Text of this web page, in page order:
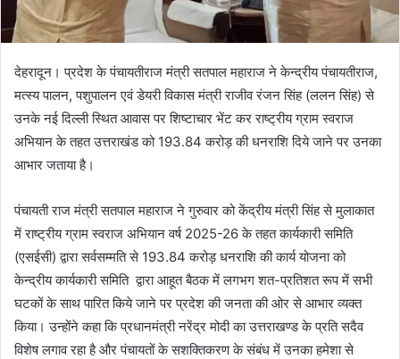
देहरादून। प्रदेश के पंचायतीराज मंत्री सतपाल महाराज ने केन्द्रीय पंचायतीराज,
मत्स्य पालन, पशुपालन एवं डेयरी विकास मंत्री राजीव रंजन सिंह (ललन सिंह) से
उनके नई दिल्ली स्थित आवास पर शिष्टाचार भेंट कर राष्ट्रीय ग्राम स्वराज
अभियान के तहत उत्तराखंड को 193.84 करोड़ की धनराशि दिये जाने पर उनका
आभार जताया है।
पंचायती राज मंत्री सतपाल महाराज ने गुरुवार को केंद्रीय मंत्री सिंह से मुलाकात
में राष्ट्रीय ग्राम स्वराज अभियान वर्ष 2025-26 के तहत कार्यकारी समिति
(एसईसी) द्वारा सर्वसम्मति से 193.84 करोड़ धनराशि की कार्य योजना को
केन्द्रीय कार्यकारी समिति द्वारा आहूत बैठक में लगभग शत-प्रतिशत रूप में सभी
घटकों के साथ पारित किये जाने पर प्रदेश की जनता की ओर से आभार व्यक्त
किया। उन्होंने कहा कि प्रधानमंत्री नरेंद्र मोदी का उत्तराखण्ड के प्रति सदैव
विशेष लगाव रहा है और पंचायतों के सशक्तिकरण के संबंध में उनका हमेशा से